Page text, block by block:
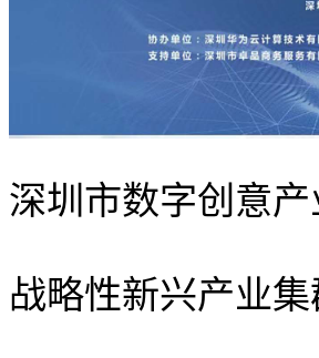
深圳市数字创意
战略性新兴产业